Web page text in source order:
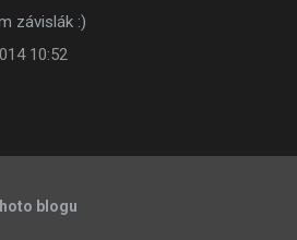
závislák :)
10:52
blogu